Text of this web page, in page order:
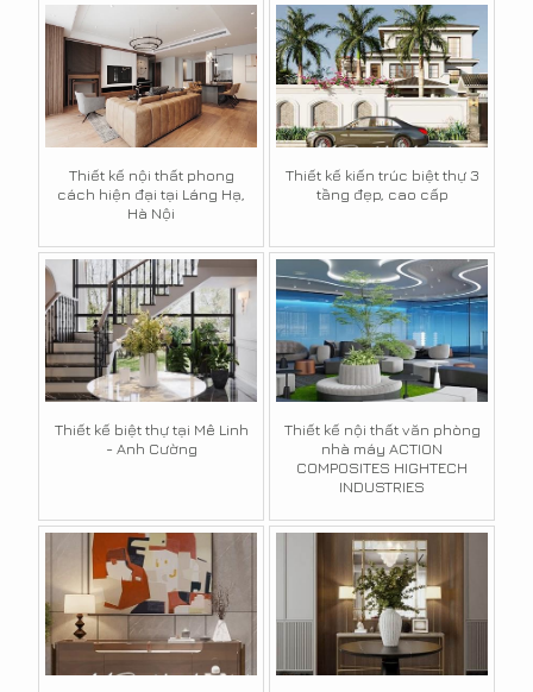
Thiết kế nội thất phong
cách hiện đại tại Láng Hạ,
Hà Nội
Thiết kế kiến trúc biệt thự 3
tầng đẹp, cao cấp
Thiết kế biệt thự tại Mê Linh
- Anh Cường
Thiết kế nội thất văn phòng
nhà máy ACTION
COMPOSITES HIGHTECH
INDUSTRIES